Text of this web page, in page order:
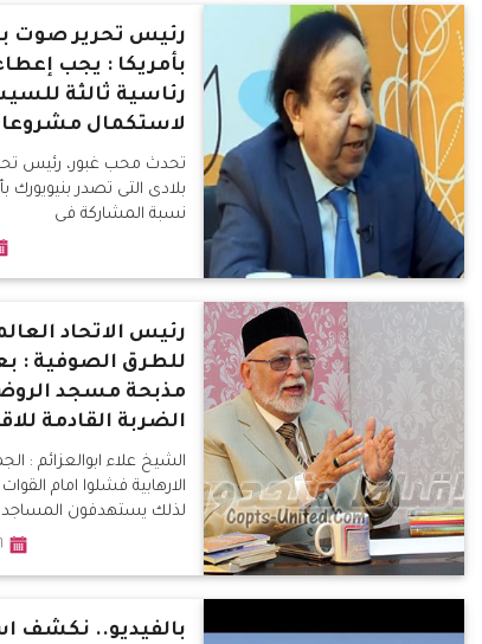
رئيس تحرير صوت
بأمريكا : يجب
رئاسية ثالثة
لاستكمال
تحدث محب غبور، رئيس
بلادى التى تصدر بنيويورك
نسبة المشاركة فى
رئيس الاتحاد
للطرق الصوفية :
مذبحة مسجد
الضربة القادمة
الشيخ علاء ابوالعزائم :
الارهابية فشلوا امام
لذلك يستهدفون المساجد
بالفيديو.. نكشف